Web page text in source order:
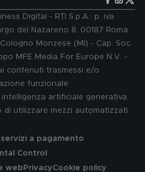
Digital - RTI S.p.A.: p. iva
del Nazareno 8, 00187 Roma.
Monzese (MI) - Cap. Soc.
MFE Media For Europe N.V. -
contenuti trasmessi e/o
funzionale
artificiale generativa.
utilizzare mezzi automatizzati
servizi a pagamento
Control
web PrivacyCookie policy